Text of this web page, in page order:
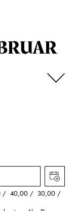
40,00 30,00